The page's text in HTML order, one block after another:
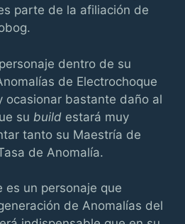
parte de la afiliación de
dentro de su
de Electrochoque
ocasionar bastante daño al
su build estará muy
tanto su Maestría de
de Anomalía.
es un personaje que
de Anomalías del